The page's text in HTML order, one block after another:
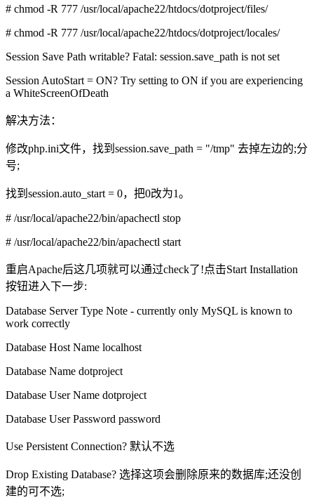
# chmod -R 777 /usr/local/apache22/htdocs/dotproject/files/
# chmod -R 777 /usr/local/apache22/htdocs/dotproject/locales/
Session Save Path writable? Fatal: session.save_path is not set
Session AutoStart = ON? Try setting to ON if you are experiencing
a WhiteScreenOfDeath
解决方法：
修改php.ini文件，找到session.save_path = "/tmp" 去掉左边的;分
号;
找到session.auto_start = 0，把0改为1。
# /usr/local/apache22/bin/apachectl stop
# /usr/local/apache22/bin/apachectl start
重启Apache后这几项就可以通过check了!点击Start Installation
按钮进入下一步:
Database Server Type Note - currently only MySQL is known to
work correctly
Database Host Name localhost
Database Name dotproject
Database User Name dotproject
Database User Password password
Use Persistent Connection? 默认不选
Drop Existing Database? 选择这项会删除原来的数据库;还没创
建的可不选;